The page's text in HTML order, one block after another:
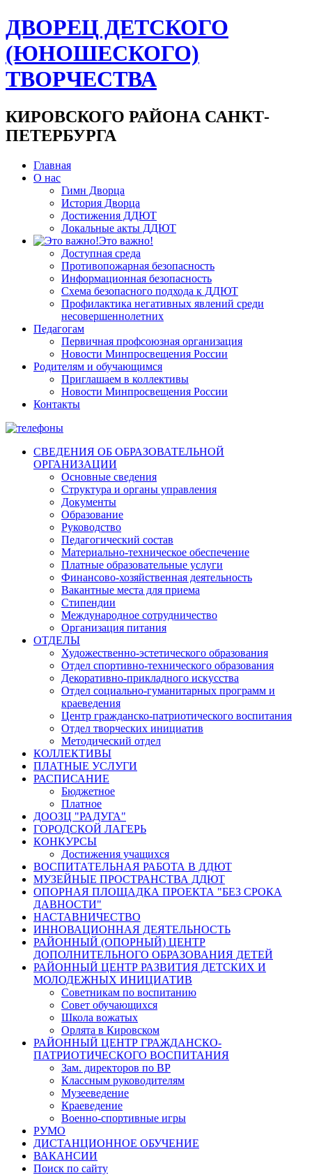
ДВОРЕЦ ДЕТСКОГО
(ЮНОШЕСКОГО)
ТВОРЧЕСТВА
КИРОВСКОГО РАЙОНА САНКТ-
ПЕТЕРБУРГА
Главная
О нас
Гимн Дворца
История Дворца
Достижения ДДЮТ
Локальные акты ДДЮТ
Это важно!
Доступная среда
Противопожарная безопасность
Информационная безопасность
Схема безопасного подхода к ДДЮТ
Профилактика негативных явлений среди
несовершеннолетних
Педагогам
Первичная профсоюзная организация
Новости Минпросвещения России
Родителям и обучающимся
Приглашаем в коллективы
Новости Минпросвещения России
Контакты
СВЕДЕНИЯ ОБ ОБРАЗОВАТЕЛЬНОЙ
ОРГАНИЗАЦИИ
Основные сведения
Структура и органы управления
Документы
Образование
Руководство
Педагогический состав
Материально-техническое обеспечение
Платные образовательные услуги
Финансово-хозяйственная деятельность
Вакантные места для приема
Стипендии
Международное сотрудничество
Организация питания
ОТДЕЛЫ
Художественно-эстетического образования
Отдел спортивно-технического образования
Декоративно-прикладного искусства
Отдел социально-гуманитарных программ и
краеведения
Центр гражданско-патриотического воспитания
Отдел творческих инициатив
Методический отдел
КОЛЛЕКТИВЫ
ПЛАТНЫЕ УСЛУГИ
РАСПИСАНИЕ
Бюджетное
Платное
ДООЗЦ "РАДУГА"
ГОРОДСКОЙ ЛАГЕРЬ
КОНКУРСЫ
Достижения учащихся
ВОСПИТАТЕЛЬНАЯ РАБОТА В ДДЮТ
МУЗЕЙНЫЕ ПРОСТРАНСТВА ДДЮТ
ОПОРНАЯ ПЛОЩАДКА ПРОЕКТА "БЕЗ СРОКА
ДАВНОСТИ"
НАСТАВНИЧЕСТВО
ИННОВАЦИОННАЯ ДЕЯТЕЛЬНОСТЬ
РАЙОННЫЙ (ОПОРНЫЙ) ЦЕНТР
ДОПОЛНИТЕЛЬНОГО ОБРАЗОВАНИЯ ДЕТЕЙ
РАЙОННЫЙ ЦЕНТР РАЗВИТИЯ ДЕТСКИХ И
МОЛОДЕЖНЫХ ИНИЦИАТИВ
Советникам по воспитанию
Совет обучающихся
Школа вожатых
Орлята в Кировском
РАЙОННЫЙ ЦЕНТР ГРАЖДАНСКО-
ПАТРИОТИЧЕСКОГО ВОСПИТАНИЯ
Зам. директоров по ВР
Классным руководителям
Музееведение
Краеведение
Военно-спортивные игры
РУМО
ДИСТАНЦИОННОЕ ОБУЧЕНИЕ
ВАКАНСИИ
Поиск по сайту